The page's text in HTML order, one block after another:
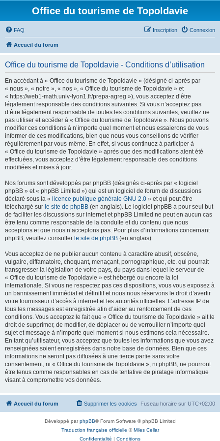
Office du tourisme de Topoldavie
FAQ Connexion
Inscription
Accueil du forum
Office du tourisme de Topoldavie - Conditions d’utilisation
En accédant à « Office du tourisme de Topoldavie » (désigné ci-après par
« nous », « notre », « nos », « Office du tourisme de Topoldavie » et
« https://web1-math.univ-lyon1.fr/prepa-agreg »), vous acceptez d’être
légalement responsable des conditions suivantes. Si vous n’acceptez pas
d’être légalement responsable de toutes les conditions suivantes, veuillez ne
pas utiliser et accéder à « Office du tourisme de Topoldavie ». Nous pouvons
modifier ces conditions à n’importe quel moment et nous essaierons de vous
informer de ces modifications, bien que nous vous conseillons de vérifier
régulièrement par vous-même. En effet, si vous continuez à participer à
« Office du tourisme de Topoldavie » après que des modifications aient été
effectuées, vous acceptez d’être légalement responsable des conditions
modifiées et mises à jour.
Nos forums sont développés par phpBB (désignés ci-après par « logiciel
phpBB » et « phpBB Limited ») qui est un logiciel de forum de discussions
déclaré sous la « licence publique générale GNU 2.0 » et qui peut être
téléchargé sur le site de phpBB (en anglais). Le logiciel phpBB a pour seul but
de faciliter les discussions sur internet et phpBB Limited ne peut en aucun cas
être tenu comme responsable de la conduite et du contenu que nous
acceptons et que nous n’acceptons pas. Pour plus d’informations concernant
phpBB, veuillez consulter le site de phpBB (en anglais).
Vous acceptez de ne publier aucun contenu à caractère abusif, obscène,
vulgaire, diffamatoire, choquant, menaçant, pornographique, etc. qui pourrait
transgresser la législation de votre pays, du pays dans lequel le serveur de
« Office du tourisme de Topoldavie » est hébergé ou encore la loi
internationale. Si vous ne respectez pas ces dispositions, vous vous exposez à
un bannissement immédiat et définitif et nous nous réservons le droit d’avertir
votre fournisseur d’accès à internet et les autorités officielles. L’adresse IP de
tous les messages est enregistrée afin d’aider au renforcement de ces
conditions. Vous acceptez le fait que « Office du tourisme de Topoldavie » ait le
droit de supprimer, de modifier, de déplacer ou de verrouiller n’importe quel
sujet et message à n’importe quel moment si nous estimons cela nécessaire.
En tant qu’utilisateur, vous acceptez que toutes les informations que vous avez
renseignées soient enregistrées dans notre base de données. Bien que ces
informations ne seront pas diffusées à une tierce partie sans votre
consentement, ni « Office du tourisme de Topoldavie », ni phpBB, ne pourront
être tenus comme responsables en cas de tentative de piratage informatique
visant à compromettre vos données.
Accueil du forum Fuseau horaire sur UTC+02:00
Supprimer les cookies
Développé parphpBB® Forum Software © phpBB Limited
Traduction française officielle ©Miles Cellar
Confidentialité | Conditions